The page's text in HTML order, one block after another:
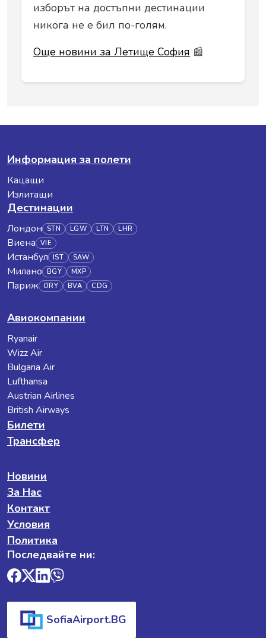
изборът на достъпни дестинации
никога не е бил по-голям.
Още новини за Летище София 📰
Информация за полети
Кацащи
Излитащи
Дестинации
Лондон STN LGW LTN LHR
Виена VIE
Истанбул IST SAW
Милано BGY MXP
Париж ORY BVA CDG
Авиокомпании
Ryanair
Wizz Air
Bulgaria Air
Lufthansa
Austrian Airlines
British Airways
Билети
Трансфер
Новини
За Нас
Контакт
Условия
Политика
Последвайте ни:
SofiaAirport.BG